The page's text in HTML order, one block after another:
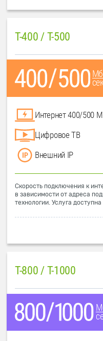
T-400 / T-500
Интернет 400/500
Цифровое ТВ
Внешний IP
Скорость подключения к
в зависимости от адреса
технологии. Услуга
T-800 / T-1000